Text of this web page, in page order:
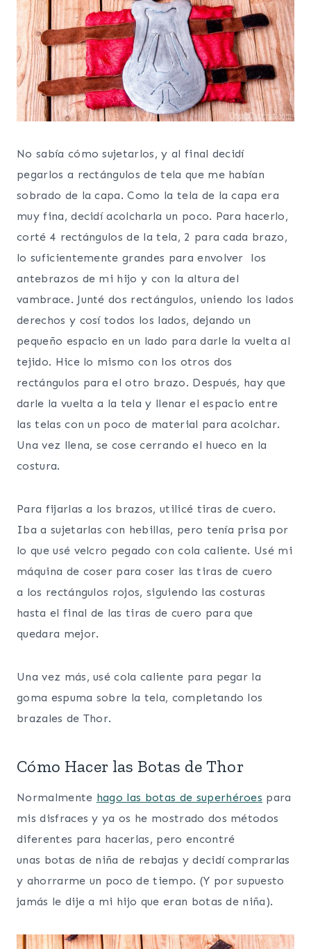
No sabía cómo sujetarlos, y al final decidí
pegarlos a rectángulos de tela que me habían
sobrado de la capa. Como la tela de la capa era
muy fina, decidí acolcharla un poco. Para hacerlo,
corté 4 rectángulos de la tela, 2 para cada brazo,
lo suficientemente grandes para envolver los
antebrazos de mi hijo y con la altura del
vambrace. Junté dos rectángulos, uniendo los lados
derechos y cosí todos los lados, dejando un
pequeño espacio en un lado para darle la vuelta al
tejido. Hice lo mismo con los otros dos
rectángulos para el otro brazo. Después, hay que
darle la vuelta a la tela y llenar el espacio entre
las telas con un poco de material para acolchar.
Una vez llena, se cose cerrando el hueco en la
costura.
Para fijarlas a los brazos, utilicé tiras de cuero.
Iba a sujetarlas con hebillas, pero tenía prisa por
lo que usé velcro pegado con cola caliente. Usé mi
máquina de coser para coser las tiras de cuero
a los rectángulos rojos, siguiendo las costuras
hasta el final de las tiras de cuero para que
quedara mejor.
Una vez más, usé cola caliente para pegar la
goma espuma sobre la tela, completando los
brazales de Thor.
Cómo Hacer las Botas de Thor
Normalmente hago las botas de superhéroes para
mis disfraces y ya os he mostrado dos métodos
diferentes para hacerlas, pero encontré
unas botas de niña de rebajas y decidí comprarlas
y ahorrarme un poco de tiempo. (Y por supuesto
jamás le dije a mi hijo que eran botas de niña).